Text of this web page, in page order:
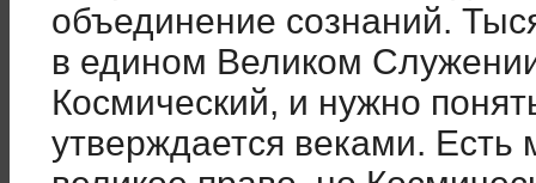
объединение сознаний.
в едином Великом
Космический, и нужно
утверждается веками. Есть